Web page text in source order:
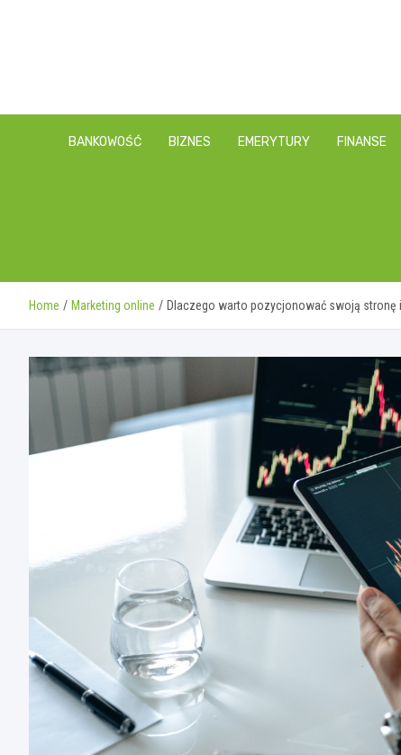
BANKOWOŚĆ BIZNES EMERYTURY FINANSE
Home Marketing online Dlaczego warto pozycjonować swoją stronę